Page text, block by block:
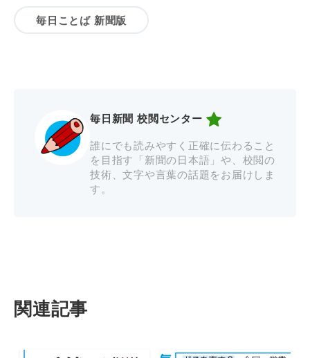
毎日ことば 新聞版
毎日新聞 校閲センター
誰にでも読みやすく正確に伝わること
を目指す「新聞の日本語」や、校閲の
技術、文字や言葉の話題をお届けしま
す。
関連記事